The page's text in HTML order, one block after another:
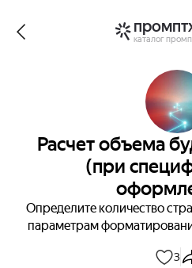
каталог
Расчет объема
(при
Определите количество
параметрам
3